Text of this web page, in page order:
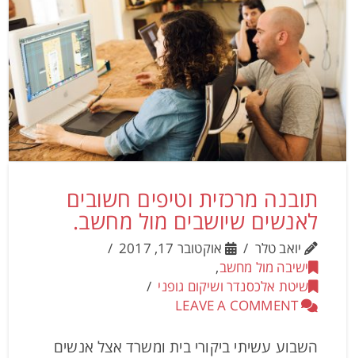
תובנה מרכזית וטיפים חשובים
לאנשים שיושבים מול מחשב.
יואב טלר
אוקטובר 17, 2017
ישיבה מול מחשב,
שיטת אלכסנדר ושיקום גופני
LEAVE A COMMENT
השבוע עשיתי ביקורי בית ומשרד אצל אנשים